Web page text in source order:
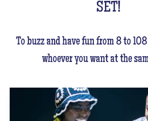
SET!
To buzz and have fun from 8 to
whoever you want at the